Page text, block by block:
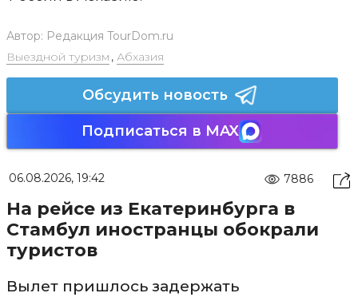
Автор: Редакция TourDom.ru
Выездной туризм , Абхазия
Обсудить новость
Подписаться в MAX
06.08.2026, 19:42 7886
На рейсе из Екатеринбурга в
Стамбул иностранцы обокрали
туристов
Вылет пришлось задержать